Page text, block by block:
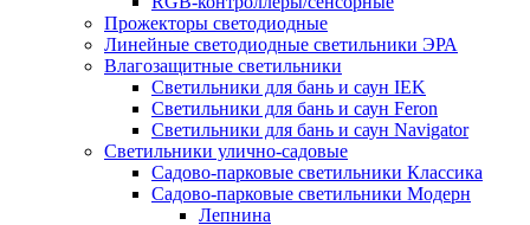
Прожекторы светодиодные
Линейные светодиодные светильники ЭРА
Влагозащитные светильники
Cветильники для бань и саун IEK
Cветильники для бань и саун Feron
Cветильники для бань и саун Navigator
Светильники улично-садовые
Садово-парковые светильники Классика
Садово-парковые светильники Модерн
Лепнина